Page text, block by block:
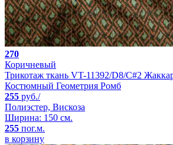
270
Коричневый
Трикотаж ткань VT-11392/D8/C#2
Костюмный Геометрия Ромб
255 руб./
Полиэстер, Вискоза
Ширина: 150 см.
255 пог.м.
в корзину